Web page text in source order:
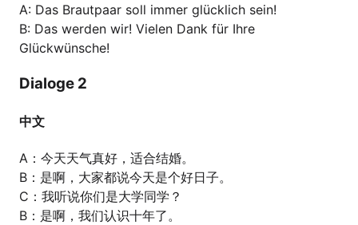
A: Das Brautpaar soll immer glücklich sein!
B: Das werden wir! Vielen Dank für Ihre
Glückwünsche!
Dialoge 2
中文
A：今天天气真好，适合结婚。
B：是啊，大家都说今天是个好日子。
C：我听说你们是大学同学？
B：是啊，我们认识十年了。